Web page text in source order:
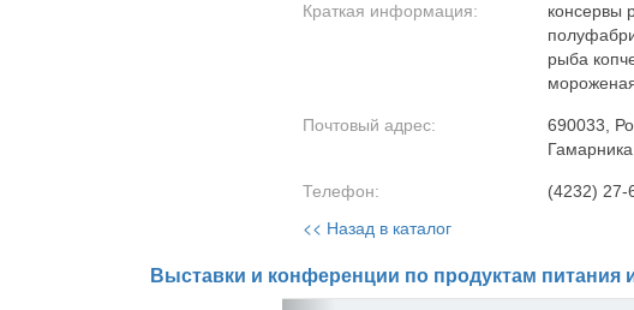
Краткая информация:
консервы
рыба
Почтовый адрес:
690033,
Телефон: (4232) 27-
<< Назад в каталог
Выставки и конференции по продуктам питания